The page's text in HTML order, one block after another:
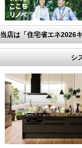
当店は「住宅省エネ2026
シ